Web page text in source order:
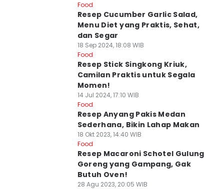
Food
Resep Cucumber Garlic Salad,
Menu Diet yang Praktis, Sehat,
dan Segar
18 Sep 2024, 18:08 WIB
Food
Resep Stick Singkong Kriuk,
Camilan Praktis untuk Segala
Momen!
14 Jul 2024, 17:10 WIB
Food
Resep Anyang Pakis Medan
Sederhana, Bikin Lahap Makan
18 Okt 2023, 14:40 WIB
Food
Resep Macaroni Schotel Gulung
Goreng yang Gampang, Gak
Butuh Oven!
28 Agu 2023, 20:05 WIB